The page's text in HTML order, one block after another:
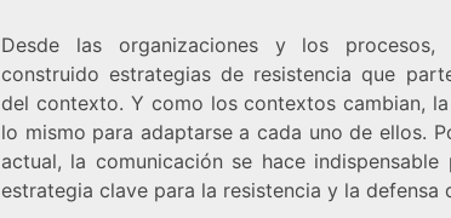
Desde las organizaciones y los procesos,
construido estrategias de resistencia que
del contexto. Y como los contextos cambian,
lo mismo para adaptarse a cada uno de ellos.
actual, la comunicación se hace
estrategia clave para la resistencia y la defensa